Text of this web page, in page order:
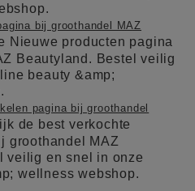
bij groothandel MAZ
Nieuwe producten pagina
Beautyland. Bestel veilig
beauty &amp;
pagina bij groothandel
de best verkochte
groothandel MAZ
veilig en snel in onze
wellness webshop.